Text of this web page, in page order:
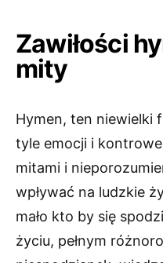
Zawiłości
mity
Hymen, ten niewielki
tyle emocji i
mitami i
wpływać na ludzkie
mało kto by się
życiu, pełnym